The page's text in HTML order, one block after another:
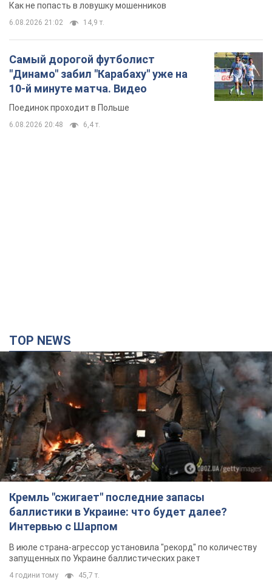
Как не попасть в ловушку мошенников
6.08.2026 21:02 14,9 т.
Самый дорогой футболист
"Динамо" забил "Карабаху" уже на
10-й минуте матча. Видео
Поединок проходит в Польше
6.08.2026 20:48 6,4 т.
TOP NEWS
Кремль "сжигает" последние запасы
баллистики в Украине: что будет далее?
Интервью с Шарпом
В июле страна-агрессор установила "рекорд" по количеству
запущенных по Украине баллистических ракет
4 години тому 45,7 т.